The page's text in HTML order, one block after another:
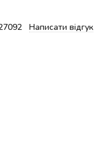
Написати відгук